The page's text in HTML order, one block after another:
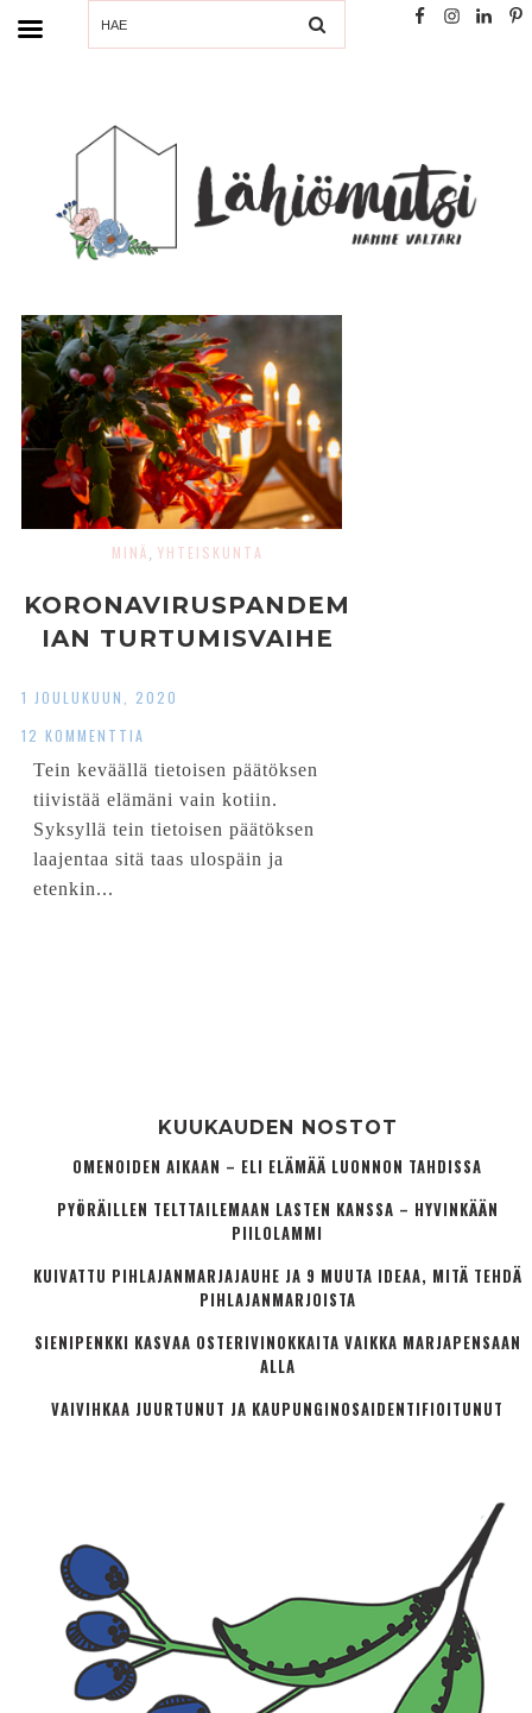
SEARCH
MINÄ YHTEISKUNTA
KORONAVIRUSPANDEM
IAN TURTUMISVAIHE
1 JOULUKUUN, 2020
12 KOMMENTTIA
Tein keväällä tietoisen päätöksen
tiivistää elämäni vain kotiin.
Syksyllä tein tietoisen päätöksen
laajentaa sitä taas ulospäin ja
etenkin...
KUUKAUDEN NOSTOT
OMENOIDEN AIKAAN – ELI ELÄMÄÄ LUONNON TAHDISSA
PYÖRÄILLEN TELTTAILEMAAN LASTEN KANSSA – HYVINKÄÄN
PIILOLAMMI
KUIVATTU PIHLAJANMARJAJAUHE JA 9 MUUTA IDEAA, MITÄ TEHDÄ
PIHLAJANMARJOISTA
SIENIPENKKI KASVAA OSTERIVINOKKAITA VAIKKA MARJAPENSAAN
ALLA
VAIVIHKAA JUURTUNUT JA KAUPUNGINOSA­IDENTIFIOITUNUT